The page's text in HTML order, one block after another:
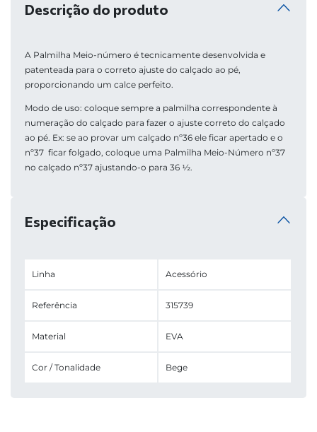
Descrição do produto
A Palmilha Meio-número é tecnicamente desenvolvida e
patenteada para o correto ajuste do calçado ao pé,
Modo de uso: coloque sempre a palmilha correspondente à
numeração do calçado para fazer o ajuste correto do calçado
ao pé. Ex: se ao provar um calçado nº36 ele ficar apertado e o
nº37  ficar folgado, coloque uma Palmilha Meio-Número nº37
no calçado nº37 ajustando-o para 36 ½.
Especificação
Linha Acessório
Referência 315739
Material EVA
Cor / Tonalidade Bege